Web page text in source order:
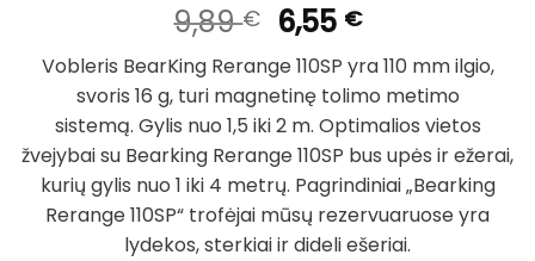
9,89€ Original
price
was:
9,89 €.
6,55 €Current
price
is:
6,55 €.
Vobleris BearKing Rerange 110SP yra 110 mm ilgio,
svoris 16 g, turi magnetinę tolimo metimo
sistemą. Gylis nuo 1,5 iki 2 m. Optimalios vietos
žvejybai su Bearking Rerange 110SP bus upės ir ežerai,
kurių gylis nuo 1 iki 4 metrų. Pagrindiniai „Bearking
Rerange 110SP“ trofėjai mūsų rezervuaruose yra
lydekos, sterkiai ir dideli ešeriai.